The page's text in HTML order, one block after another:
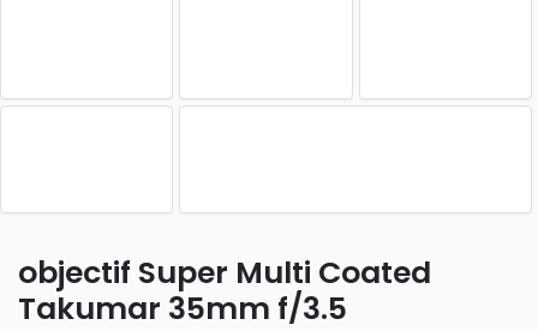
objectif Super Multi Coated
Takumar 35mm f/3.5